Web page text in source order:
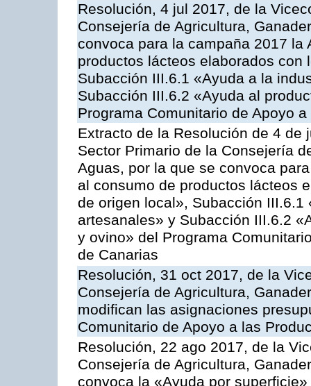
Resolución, 4 jul 2017, de la
Consejería de Agricultura,
convoca para la campaña 2017
productos lácteos elaborados
Subacción III.6.1 «Ayuda a la
Subacción III.6.2 «Ayuda al
Programa Comunitario de Apoyo
Extracto de la Resolución de 4
Sector Primario de la Consejería
Aguas, por la que se convoca
al consumo de productos lácteos
de origen local», Subacción
artesanales» y Subacción III.6.2
y ovino» del Programa
de Canarias
Resolución, 31 oct 2017, de la
Consejería de Agricultura,
modifican las asignaciones
Comunitario de Apoyo a las
Resolución, 22 ago 2017, de la
Consejería de Agricultura,
convoca la «Ayuda por